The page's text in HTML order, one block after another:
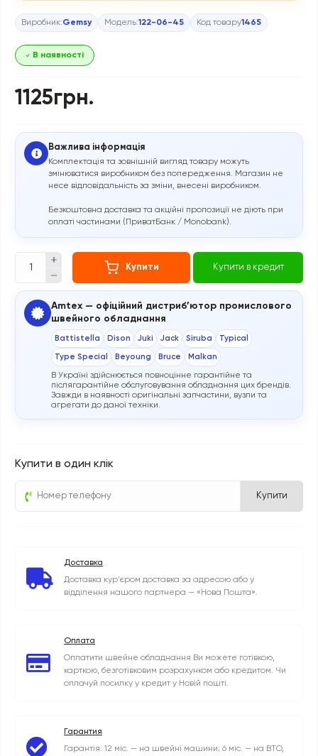
Виробник:Gemsy Модель:122-06-45 Код товару1465
В наявності
1125грн.
Важлива інформація
Комплектація та зовнішній вигляд товару можуть
змінюватися виробником без попередження. Магазин не
несе відповідальність за зміни, внесені виробником.
Безкоштовна доставка та акційні пропозиції не діють при
оплаті частинами (ПриватБанк / Monobank).
Купити Купити в кредит
Amtex — офіційний дистриб’ютор промислового
швейного обладнання
Battistella Dison Juki Jack Siruba Typical
Type Special Beyoung Bruce Malkan
В Україні здійснюється повноцінне гарантійне та
післягарантійне обслуговування обладнання цих брендів.
Завжди в наявності оригінальні запчастини, вузли та
агрегати до даної техніки.
Купити в один клік
Купити
Доставка
Доставка кур'єром доставка за адресою або у
відділення нашого партнера — «Нова Пошта».
Оплата
Оплатити швейне обладнання Ви можете готівкою,
карткою, безготівковим розрахунком або кредитом. Чи
оплачуй посилку у кредит у Новій пошті.
Гарантия
Гарантія: 12 міс. — на швейні машини; 6 міс. — на ВТО,